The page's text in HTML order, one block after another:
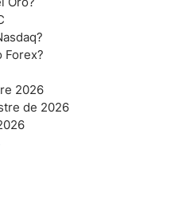
Forex?
2026
de 2026